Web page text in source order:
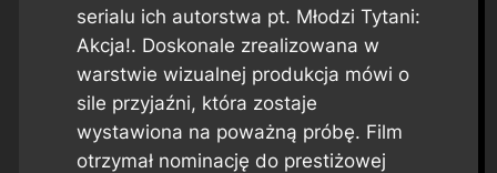
serialu ich autorstwa pt. Młodzi Tytani:
Akcja!. Doskonale zrealizowana w
warstwie wizualnej produkcja mówi o
sile przyjaźni, która zostaje
wystawiona na poważną próbę. Film
otrzymał nominację do prestiżowej